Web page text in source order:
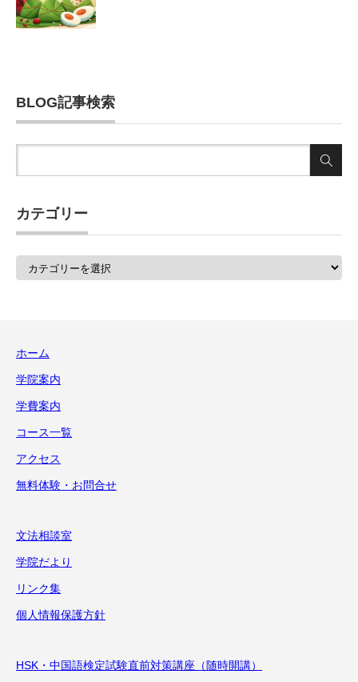
BLOG記事検索
カテゴリー
カ
ホーム
学院案内
学費案内
コース一覧
アクセス
無料体験・お問合せ
文法相談室
学院だより
リンク集
個人情報保護方針
HSK・中国語検定試験直前対策講座（随時開講）